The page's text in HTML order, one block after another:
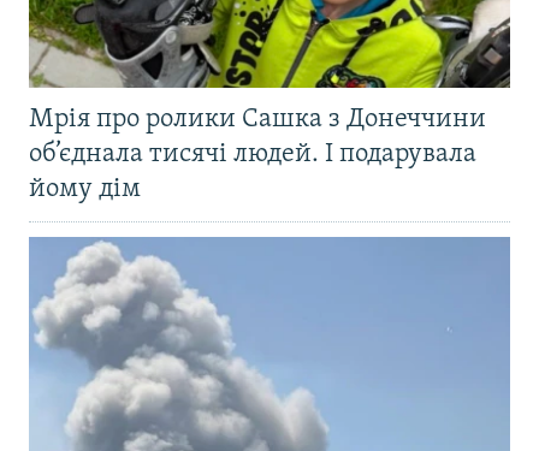
Мрія про ролики Сашка з Донеччини
об’єднала тисячі людей. І подарувала
йому дім